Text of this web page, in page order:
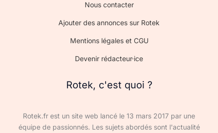
Nous contacter
Ajouter des annonces sur Rotek
Mentions légales et CGU
Devenir rédacteur·ice
Rotek, c'est quoi ?
Rotek.fr est un site web lancé le 13 mars 2017 par une
équipe de passionnés. Les sujets abordés sont l'actualité